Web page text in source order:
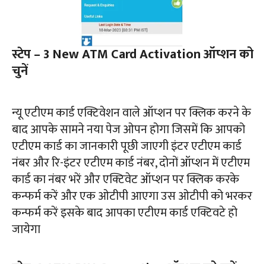
स्टेप – 3 New ATM Card Activation ऑप्शन को
चुनें
न्यू एटीएम कार्ड एक्टिवेशन वाले ऑप्शन पर क्लिक करने के
बाद आपके सामने नया पेज ओपन होगा जिसमें कि आपको
एटीएम कार्ड का जानकारी पूछी जाएगी इंटर एटीएम कार्ड
नंबर और रि-इंटर एटीएम कार्ड नंबर, दोनों ऑप्शन में एटीएम
कार्ड का नंबर भरें और एक्टिवेट ऑप्शन पर क्लिक करके
कन्फर्म करें और एक ओटीपी आएगा उस ओटीपी को भरकर
कन्फर्म करें इसके बाद आपका एटीएम कार्ड एक्टिवटे हो
जायेगा